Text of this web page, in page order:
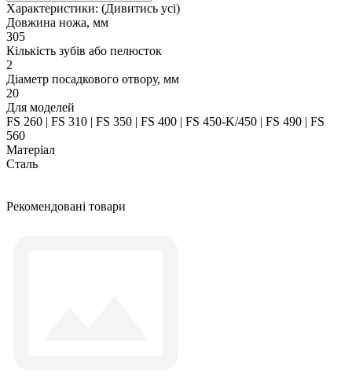
Характеристики: (Дивитись усі)
Довжина ножа, мм
305
Кількість зубів або пелюсток
2
Діаметр посадкового отвору, мм
20
Для моделей
FS 260 | FS 310 | FS 350 | FS 400 | FS 450-K/450 | FS 490 | FS
560
Матеріал
Сталь
Рекомендовані товари